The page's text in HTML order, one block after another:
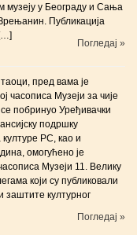
музеју у Београду и Сања
Публикација
[…]
Погледај »
пред вама је
часописа Музеји за чије
побринуо Уређивачки
подршку
РС, као и
омогућено је
Музеји 11. Велику
који су публиковали
заштите културног
Погледај »